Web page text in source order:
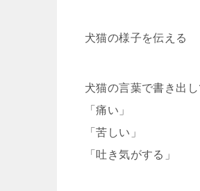
犬猫の様子を伝える
犬猫の言葉で書き出
「痛い」
「苦しい」
「吐き気がする」